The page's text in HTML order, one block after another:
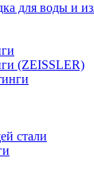
для воды и
(ZEISSLER)
стали